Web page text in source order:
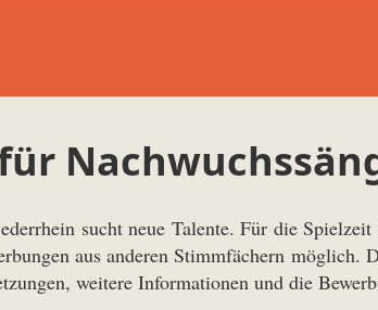
sucht neue Talente. Für die
aus anderen Stimmfächern
weitere Informationen und die